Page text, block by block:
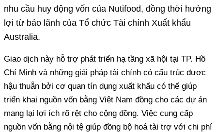
nhu cầu huy động vốn của Nutifood, đồng thời hưởng
lợi từ bảo lãnh của Tổ chức Tài chính Xuất khẩu
Australia.
Giao dịch này hỗ trợ phát triển hạ tầng xã hội tại TP. Hồ
Chí Minh và những giải pháp tài chính có cấu trúc được
hậu thuẫn bởi cơ quan tín dụng xuất khẩu có thể giúp
triển khai nguồn vốn bằng Việt Nam đồng cho các dự án
mang lại lợi ích rõ rệt cho cộng đồng. Việc cung cấp
nguồn vốn bằng nội tệ giúp đồng bộ hoá tài trợ với chi phí